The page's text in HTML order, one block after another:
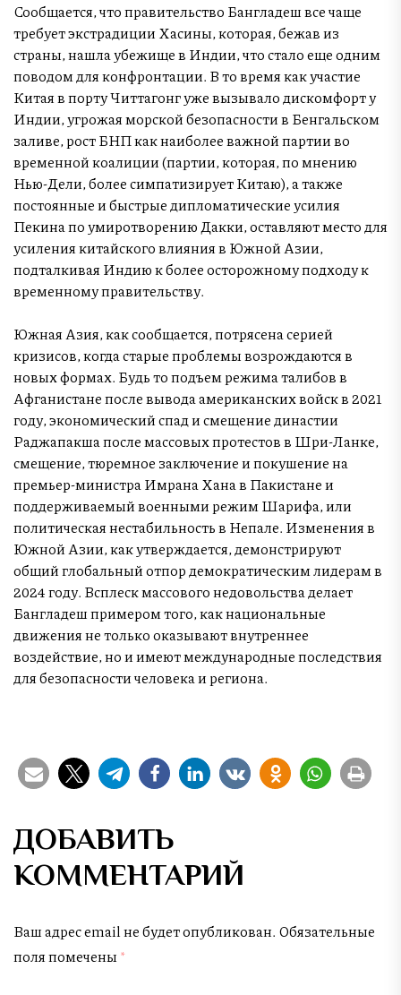
Сообщается, что правительство Бангладеш все чаще
требует экстрадиции Хасины, которая, бежав из
страны, нашла убежище в Индии, что стало еще одним
поводом для конфронтации. В то время как участие
Китая в порту Читтагонг уже вызывало дискомфорт у
Индии, угрожая морской безопасности в Бенгальском
заливе, рост БНП как наиболее важной партии во
временной коалиции (партии, которая, по мнению
Нью-Дели, более симпатизирует Китаю), а также
постоянные и быстрые дипломатические усилия
Пекина по умиротворению Дакки, оставляют место для
усиления китайского влияния в Южной Азии,
подталкивая Индию к более осторожному подходу к
временному правительству.
Южная Азия, как сообщается, потрясена серией
кризисов, когда старые проблемы возрождаются в
новых формах. Будь то подъем режима талибов в
Афганистане после вывода американских войск в 2021
году, экономический спад и смещение династии
Раджапакша после массовых протестов в Шри-Ланке,
смещение, тюремное заключение и покушение на
премьер-министра Имрана Хана в Пакистане и
поддерживаемый военными режим Шарифа, или
политическая нестабильность в Непале. Изменения в
Южной Азии, как утверждается, демонстрируют
общий глобальный отпор демократическим лидерам в
2024 году. Всплеск массового недовольства делает
Бангладеш примером того, как национальные
движения не только оказывают внутреннее
воздействие, но и имеют международные последствия
для безопасности человека и региона.
ДОБАВИТЬ
КОММЕНТАРИЙ
Ваш адрес email не будет опубликован. Обязательные
поля помечены *